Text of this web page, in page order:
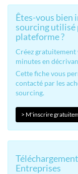
Êtes-vous bien
sourcing utilisé
plateforme ?
Créez gratuitement
minutes en
Cette fiche vous
contacté par les
sourcing.
> M'inscrire
Entreprises